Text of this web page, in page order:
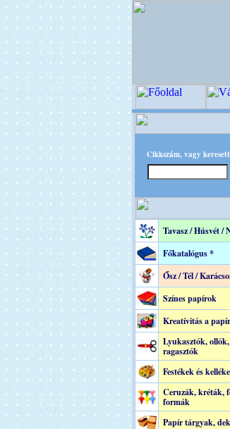
Cikkszám, vagy
Tavasz / Húsvét /
Főkatalógus *
Ősz / Tél /
Színes papírok
Kreatívitás a
Lyukasztók,
ragasztók
Festékek és
Ceruzák, kréták,
formák
Papír tárgyak,
Világ Mestere! +++++++